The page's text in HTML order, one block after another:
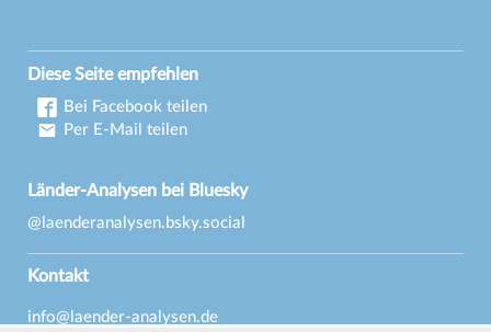
Diese Seite empfehlen
Bei Facebook teilen
Per E-Mail teilen
Länder-Analysen bei Bluesky
@laenderanalysen.bsky.social
Kontakt
info@laender-analysen.de